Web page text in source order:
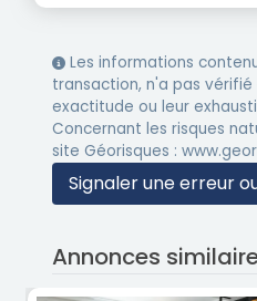
Les informations
transaction, n'a pas
exactitude ou leur
Concernant les risques
site Géorisques :
Signaler une erreur
Annonces